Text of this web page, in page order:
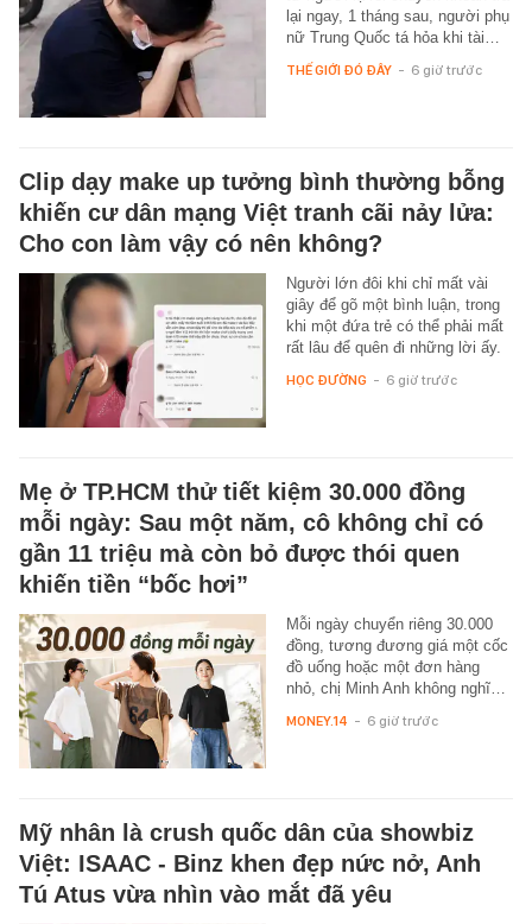
lại ngay, 1 tháng sau, người phụ
nữ Trung Quốc tá hỏa khi tài…
THẾ GIỚI ĐÓ ĐÂY - 6 giờ trước
Clip dạy make up tưởng bình thường bỗng
khiến cư dân mạng Việt tranh cãi nảy lửa:
Cho con làm vậy có nên không?
Người lớn đôi khi chỉ mất vài
giây để gõ một bình luận, trong
khi một đứa trẻ có thể phải mất
rất lâu để quên đi những lời ấy.
HỌC ĐƯỜNG - 6 giờ trước
Mẹ ở TP.HCM thử tiết kiệm 30.000 đồng
mỗi ngày: Sau một năm, cô không chỉ có
gần 11 triệu mà còn bỏ được thói quen
khiến tiền “bốc hơi”
Mỗi ngày chuyển riêng 30.000
đồng, tương đương giá một cốc
đồ uống hoặc một đơn hàng
nhỏ, chị Minh Anh không nghĩ…
MONEY.14 - 6 giờ trước
Mỹ nhân là crush quốc dân của showbiz
Việt: ISAAC - Binz khen đẹp nức nở, Anh
Tú Atus vừa nhìn vào mắt đã yêu